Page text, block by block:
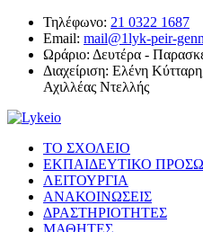
Τηλέφωνο: 21 0322 1687
Email: mail@1lyk-peir-
Ωράριο: Δευτέρα -
Διαχείριση: Ελένη
Αχιλλέας Ντελλής
ΤΟ ΣΧΟΛΕΙΟ
ΕΚΠΑΙΔΕΥΤΙΚΟ
ΛΕΙΤΟΥΡΓΙΑ
ΑΝΑΚΟΙΝΩΣΕΙΣ
ΔΡΑΣΤΗΡΙΟΤΗΤΕΣ
ΜΑΘΗΤΕΣ